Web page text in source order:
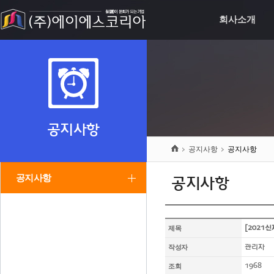
회사소개
공지사항
공지사항
공지사항 공지사항
공지사항
제목 [2021신
작성자 관리자
조회 1968